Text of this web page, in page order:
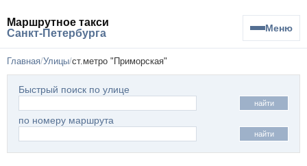
Маршрутное такси
Санкт-Петербурга
Меню
Главная Улицы ст.метро "Приморская"
Быстрый поиск по улице
найти
по номеру маршрута
найти